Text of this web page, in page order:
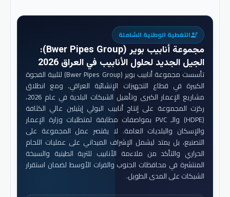
engineeringالتغطية الوطنية الشاملة
مجموعة أنابيب بوير (Bwer Pipes Group)
:
الجيل الجديد لحلول الأنابيب في العراق 2026
تأسست مجموعة أنابيب بوير (Bwer Pipes Group) لتلبية الفجوة
الكبيرة في قطاع التجهيزات الإنشائية العراقي. ومع انطلاق
مشاريع الإعمار الكبرى وتأهيل الشبكات البلدية في عام 2026،
ركزت المجموعة على إنتاج أنابيب البولي إيثيلين عالي الكثافة
(HDPE) والـ PVC بمواصفات مطابقة لمتطلبات وزارة الإعمار
والإسكان والبلديات العامة. لا يقتصر عمل المجموعة على
التصنيع، بل يمتد ليشمل الإشراف الميداني على عمليات اللحام
الحراري والتأكد من ملاءمة الأنابيب للتربة الطينية والسبخة
المنتشرة في محافظات الجنوب والفرات الأوسط لضمان استقرار
الشبكات على المدى الطويل.